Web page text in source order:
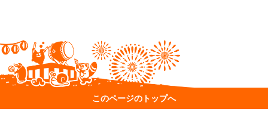
このページのトップへ